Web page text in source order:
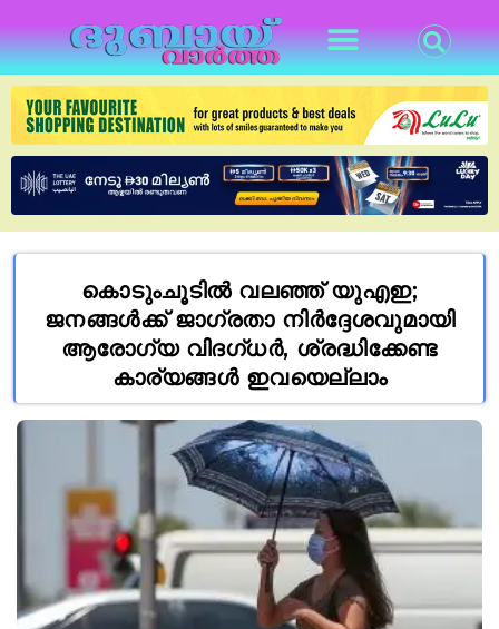
കൊടുംചൂടിൽ വലഞ്ഞ് യുഎഇ;
ജനങ്ങൾക്ക് ജാഗ്രതാ നിർദ്ദേശവുമായി
ആരോഗ്യ വിദഗ്ധർ, ശ്രദ്ധിക്കേണ്ട
കാര്യങ്ങൾ ഇവയെല്ലാം